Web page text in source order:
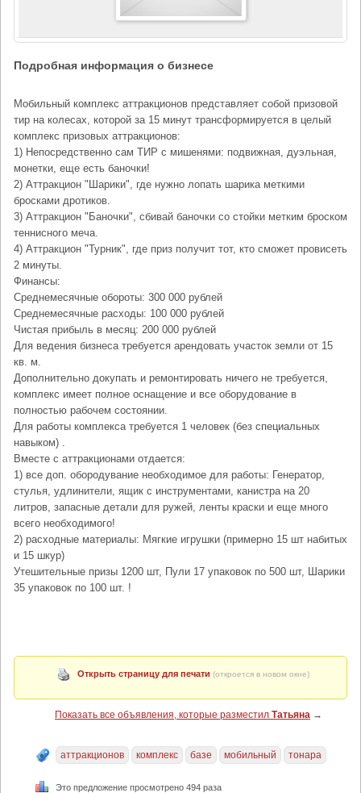
Подробная информация о бизнесе
Мобильный комплекс аттракционов представляет собой призовой
тир на колесах, которой за 15 минут трансформируется в целый
комплекс призовых аттракционов:
1) Непосредственно сам ТИР с мишенями: подвижная, дуэльная,
монетки, еще есть баночки!
2) Аттракцион "Шарики", где нужно лопать шарика меткими
бросками дротиков.
3) Аттракцион "Баночки", сбивай баночки со стойки метким броском
теннисного меча.
4) Аттракцион "Турник", где приз получит тот, кто сможет провисеть
2 минуты.
Финансы:
Среднемесячные обороты: 300 000 рублей
Среднемесячные расходы: 100 000 рублей
Чистая прибыль в месяц: 200 000 рублей
Для ведения бизнеса требуется арендовать участок земли от 15
кв. м.
Дополнительно докупать и ремонтировать ничего не требуется,
комплекс имеет полное оснащение и все оборудование в
полностью рабочем состоянии.
Для работы комплекса требуется 1 человек (без специальных
навыком) .
Вместе с аттракционами отдается:
1) все доп. обородувание необходимое для работы: Генератор,
стулья, удлинители, ящик с инструментами, канистра на 20
литров, запасные детали для ружей, ленты краски и еще много
всего необходимого!
2) расходные материалы: Мягкие игрушки (примерно 15 шт набитых
и 15 шкур)
Утешительные призы 1200 шт, Пули 17 упаковок по 500 шт, Шарики
35 упаковок по 100 шт. !
Открыть страницу для печати (откроется в новом окне)
Показать все объявления, которые разместил Татьяна →
аттракционов комплекс базе мобильный тонара
Это предложение просмотрено 494 раза